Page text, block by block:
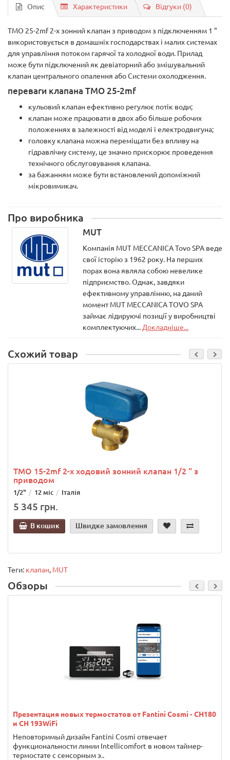
Опис Характеристики Відгуки (0)
ТМО 25-2mf 2-х зонний клапан з приводом з підключенням 1 "
використовується в домашніх господарствах і малих системах
для управління потоком гарячої та холодної води. Прилад
може бути підключений як девіаторний або змішувальний
клапан центрального опалення або Системи охолодження.
переваги клапана TMO 25-2mf
кульовий клапан ефективно регулює потік води;
клапан може працювати в двох або більше робочих
положеннях в залежності від моделі і електродвигуна;
головку клапана можна переміщати без впливу на
гідравлічну систему, це значно прискорює проведення
технічного обслуговування клапана.
за бажанням може бути встановлений допоміжний
мікровимикач.
Про виробника
MUT
Компанія MUT MECCANICA Tovo SPA веде
свої історію з 1962 року. На перших
порах вона являла собою невелике
підприємство. Однак, завдяки
ефективному управлінню, на даний
момент MUT MECCANICA TOVO SPA
займає лідируючі позиції у виробництві
комплектуючих... Докладніше...
Схожий товар
TMO 15-2mf 2-x ходовий зонний клапан 1/2 " з
приводом
1/2" 12 міс Італія
5 345 грн.
В кошик Швидке замовлення
Теги: клапан, MUT
Обзоры
Презентация новых термостатов от Fantini Cosmi - CH180
и CH 193WiFi
Неповторимый дизайн Fantini Cosmi отвечает
функциональности линии Intellicomfort в новом таймер-
термостате с сенсорным э..